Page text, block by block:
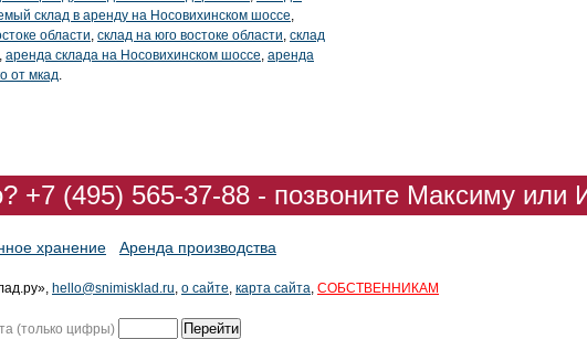
склад в аренду на Носовихинском шоссе,
области, склад на юго востоке области, склад
, аренда склада на Носовихинском шоссе, аренда
от мкад.
+7 (495) 565-37-88 - позвоните Максиму или
хранение Аренда производства
hello@snimisklad.ru, о сайте, карта сайта, СОБСТВЕННИКАМ
(только цифры)